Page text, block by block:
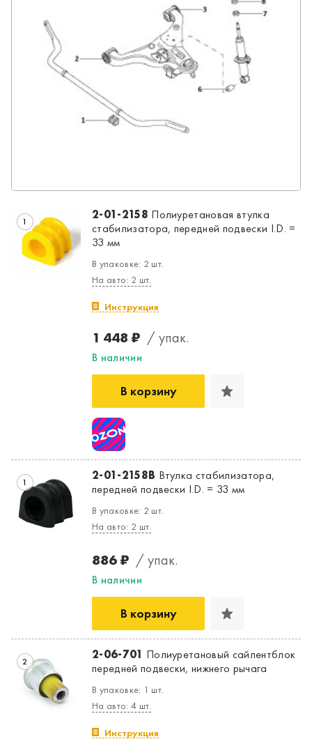
1 2-01-2158 Полиуретановая втулка
стабилизатора, передней подвески I.D. =
33 мм
В упаковке: 2 шт.
На авто: 2 шт.
Инструкция
1 448 ₽ / упак.
В наличии
В корзину
1 2-01-2158B Втулка стабилизатора,
передней подвески I.D. = 33 мм
В упаковке: 2 шт.
На авто: 2 шт.
886 ₽ / упак.
В наличии
В корзину
2 2-06-701 Полиуретановый сайлентблок
передней подвески, нижнего рычага
В упаковке: 1 шт.
На авто: 4 шт.
Инструкция